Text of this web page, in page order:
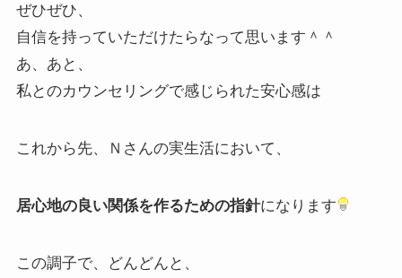
ぜひぜひ、
自信を持っていただけたらなって思います＾＾
あ、あと、
私とのカウンセリングで感じられた安心感は
これから先、Ｎさんの実生活において、
居心地の良い関係を作るための指針になります
この調子で、どんどんと、